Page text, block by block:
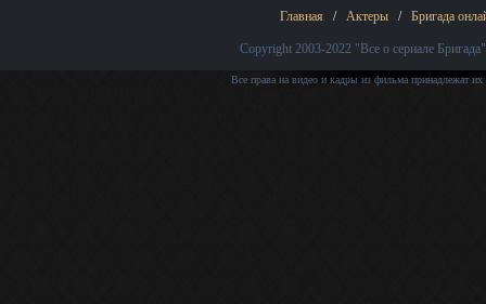
Главная / Актеры / Бригада
Copyright 2003-2022 "Все о сериале Бригада"
Все права на видео и кадры из фильма принадлежат